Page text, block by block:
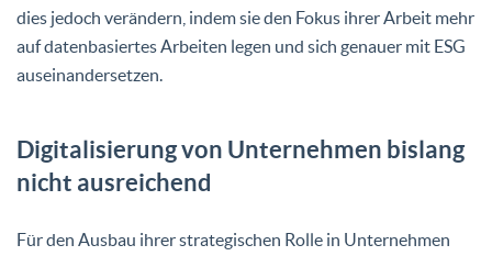
dies jedoch verändern, indem sie den Fokus ihrer Arbeit mehr
auf datenbasiertes Arbeiten legen und sich genauer mit ESG
auseinandersetzen.
Digitalisierung von Unternehmen bislang
nicht ausreichend
Für den Ausbau ihrer strategischen Rolle in Unternehmen